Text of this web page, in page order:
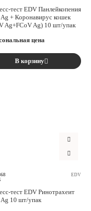
тест EDV Панлейкопения
+ Коронавирус кошек
Ag+FCoV Ag) 10 шт/упак
цена
В корзину
EDV
тест EDV Ринотрахеит
10 шт/упак